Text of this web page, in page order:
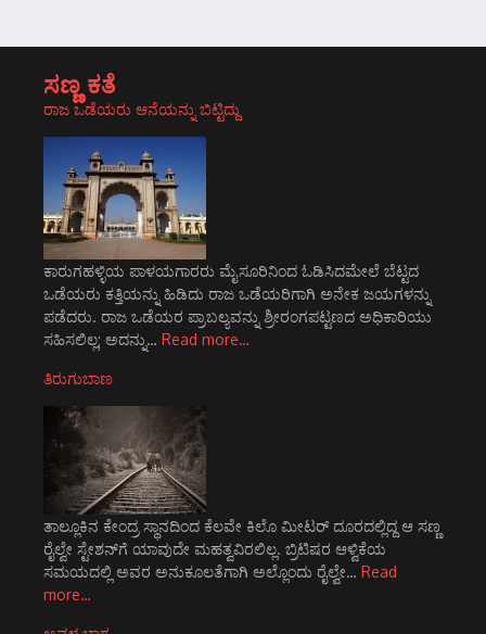
ಸಣ್ಣ ಕತೆ
ರಾಜ ಒಡೆಯರು ಆನೆಯನ್ನು ಬಿಟ್ಟಿದ್ದು
ಕಾರುಗಹಳ್ಳಿಯ ಪಾಳಯಗಾರರು ಮೈಸೂರಿನಿಂದ ಓಡಿಸಿದಮೇಲೆ ಬೆಟ್ಟದ
ಒಡೆಯರು ಕತ್ತಿಯನ್ನು ಹಿಡಿದು ರಾಜ ಒಡೆಯರಿಗಾಗಿ ಅನೇಕ ಜಯಗಳನ್ನು
ಪಡೆದರು. ರಾಜ ಒಡೆಯರ ಪ್ರಾಬಲ್ಯವನ್ನು ಶ್ರೀರಂಗಪಟ್ಟಣದ ಅಧಿಕಾರಿಯು
ಸಹಿಸಲಿಲ್ಲ; ಅದನ್ನು… Read more…
ತಿರುಗುಬಾಣ
ತಾಲ್ಲೂಕಿನ ಕೇಂದ್ರ ಸ್ಥಾನದಿಂದ ಕೆಲವೇ ಕಿಲೊ ಮೀಟರ್ ದೂರದಲ್ಲಿದ್ದ ಆ ಸಣ್ಣ
ರೈಲ್ವೇ ಸ್ಟೇಶನ್‌ಗೆ ಯಾವುದೇ ಮಹತ್ವವಿರಲಿಲ್ಲ. ಬ್ರಿಟಿಷರ ಆಳ್ವಿಕೆಯ
ಸಮಯದಲ್ಲಿ ಅವರ ಅನುಕೂಲತೆಗಾಗಿ ಅಲ್ಲೊಂದು ರೈಲ್ವೇ… Read
more…